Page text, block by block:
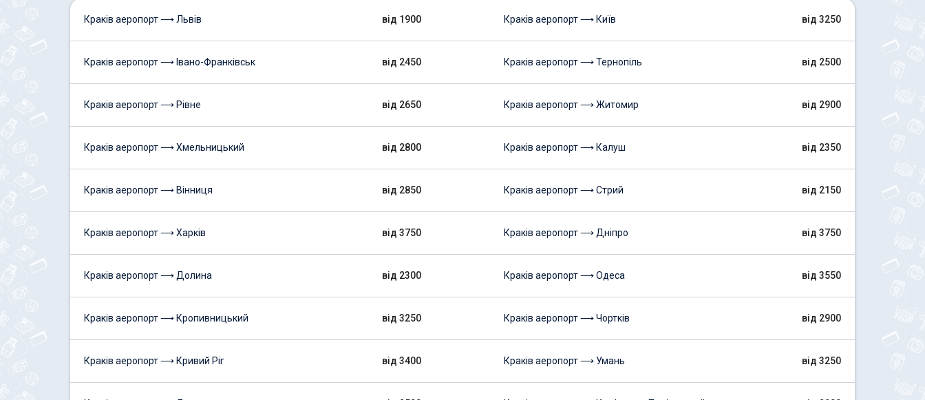
Краків аеропорт ⟶ Львів від 1900
Краків аеропорт ⟶ Івано-Франківськ від 2450
Краків аеропорт ⟶ Рівне від 2650
Краків аеропорт ⟶ Хмельницький від 2800
Краків аеропорт ⟶ Вінниця від 2850
Краків аеропорт ⟶ Харків від 3750
Краків аеропорт ⟶ Долина від 2300
Краків аеропорт ⟶ Кропивницький від 3250
Краків аеропорт ⟶ Кривий Ріг від 3400
Краків аеропорт ⟶ Київ від 3250
Краків аеропорт ⟶ Тернопіль від 2500
Краків аеропорт ⟶ Житомир від 2900
Краків аеропорт ⟶ Калуш від 2350
Краків аеропорт ⟶ Стрий від 2150
Краків аеропорт ⟶ Дніпро від 3750
Краків аеропорт ⟶ Одеса від 3550
Краків аеропорт ⟶ Чортків від 2900
Краків аеропорт ⟶ Умань від 3250